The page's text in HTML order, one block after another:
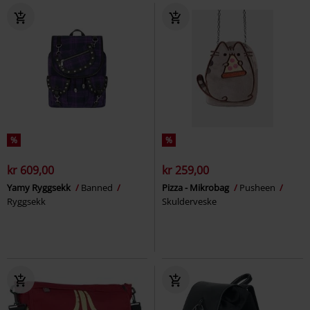
%
kr 609,00
Yamy Ryggsekk
Banned
Ryggsekk
%
kr 259,00
Pizza - Mikrobag
Pusheen
Skulderveske